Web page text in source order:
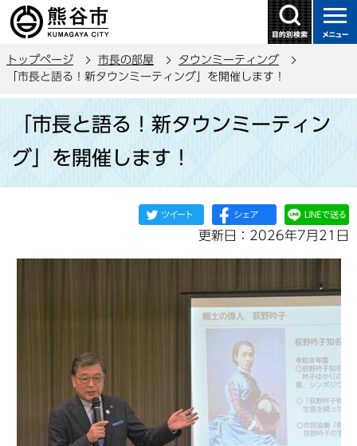
の
す
トップページ 市長の部屋
タウンミーティング
「市長と語る！新タウンミーティング」を開催します！
か
「市長と語る！新タウンミーティン
グ」を開催します！
更新日：2026年7月21日